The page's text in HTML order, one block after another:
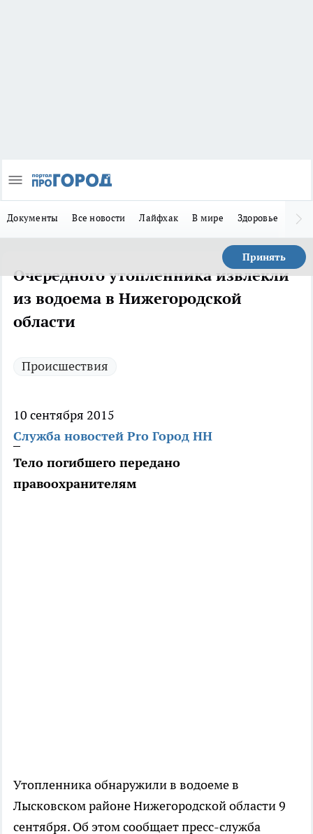
Документы Все новости Лайфхак В мире Здоровье
Принять
Очередного утопленника извлекли
из водоема в Нижегородской
области
Происшествия
10 сентября 2015
Служба новостей Pro Город НН
Тело погибшего передано
правоохранителям
Утопленника обнаружили в водоеме в
Лысковском районе Нижегородской области 9
сентября. Об этом сообщает пресс-служба